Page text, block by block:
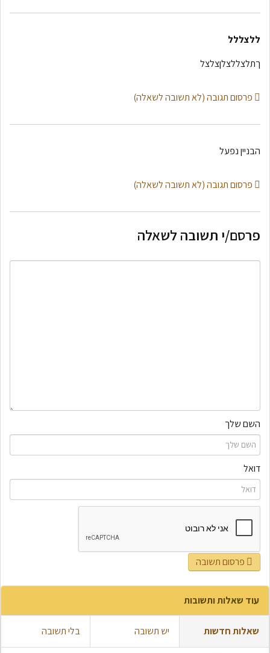
ללצללל
ךתלצללצלןצלצל
פרסום תגובה (לא תשובה לשאלה)
הבניין נפעל
פרסום תגובה (לא תשובה לשאלה)
פרסם/י תשובה לשאלה
השם שלך
דואל
פרסום תשובה
עוד שאלות ותשובות
שאלות חדשות יש תשובה בלי תשובה